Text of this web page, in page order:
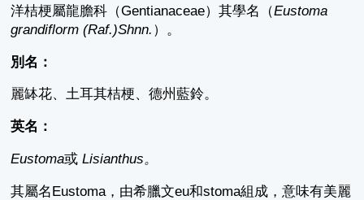
洋桔梗屬龍膽科（Gentianaceae）其學名（Eustoma
grandiflorm (Raf.)Shnn. ）。
別名：
麗缽花、土耳其桔梗、德州藍鈴。
英名：
Eustoma或 Lisianthus。
其屬名Eustoma，由希臘文eu和stoma組成，意味有美麗